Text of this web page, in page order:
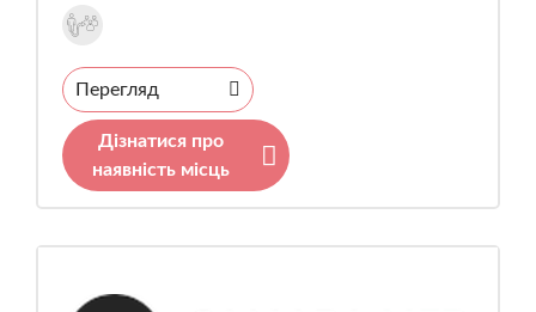
Перегляд
Дізнатися про
наявність місць